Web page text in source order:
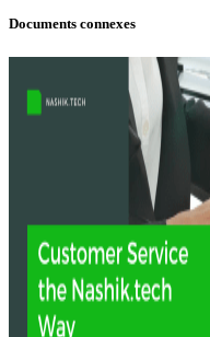
Documents connexes